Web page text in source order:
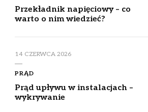
Przekładnik napięciowy – co
warto o nim wiedzieć?
14 CZERWCA 2026
PRĄD
Prąd upływu w instalacjach –
wykrywanie